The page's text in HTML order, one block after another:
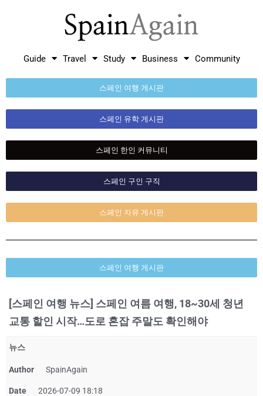
Guide Travel Study Business Community
스페인 여행 게시판
스페인 유학 게시판
스페인 한인 커뮤니티
스페인 구인 구직
스페인 자유 게시판
스페인 여행 게시판
[스페인 여행 뉴스] 스페인 여름 여행, 18~30세 청년
교통 할인 시작…도로 혼잡 주말도 확인해야
뉴스
Author SpainAgain
Date 2026-07-09 18:18